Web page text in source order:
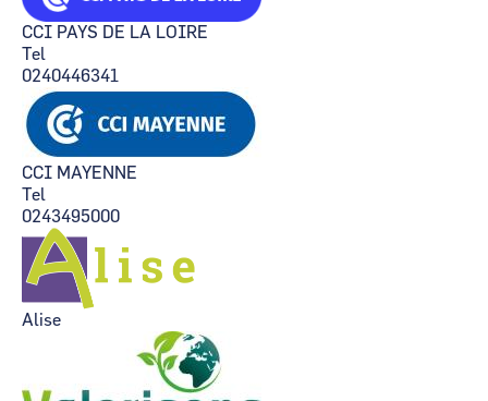
CCI PAYS DE LA LOIRE
Tel
0240446341
CCI MAYENNE
Tel
0243495000
Alise